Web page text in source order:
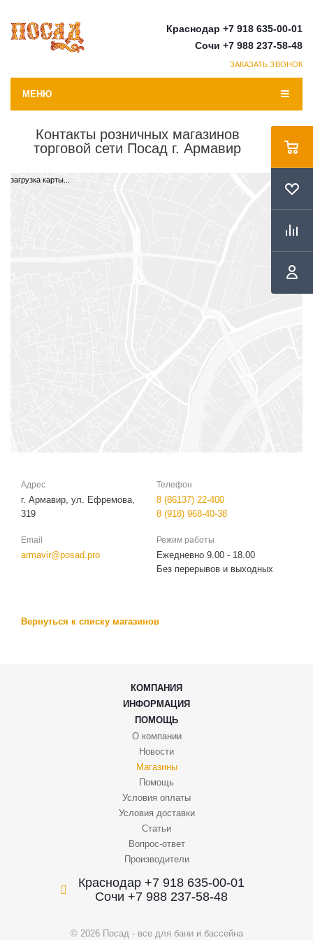
Краснодар +7 918 635-00-01
Сочи +7 988 237-58-48
ЗАКАЗАТЬ ЗВОНОК
МЕНЮ
Контакты розничных магазинов
торговой сети Посад г. Армавир
загрузка карты...
Адрес
г. Армавир, ул. Ефремова,
319
Телефон
8 (86137) 22-400
8 (918) 968-40-38
Email
armavir@posad.pro
Режим работы
Ежедневно 9.00 - 18.00
Без перерывов и выходных
Вернуться к списку магазинов
КОМПАНИЯ
ИНФОРМАЦИЯ
ПОМОЩЬ
О компании
Новости
Магазины
Помощь
Условия оплаты
Условия доставки
Статьи
Вопрос-ответ
Производители
Краснодар +7 918 635-00-01
Сочи +7 988 237-58-48
© 2026 Посад - все для бани и бассейна